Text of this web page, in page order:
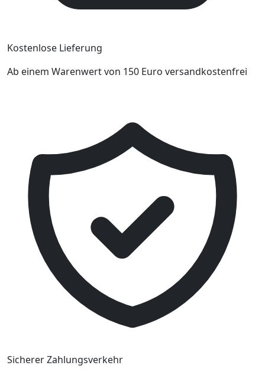
Kostenlose Lieferung
Ab einem Warenwert von 150 Euro versandkostenfrei
Sicherer Zahlungsverkehr